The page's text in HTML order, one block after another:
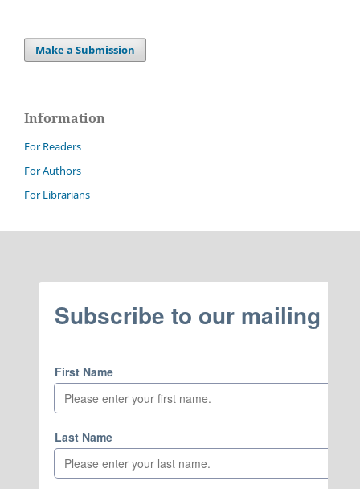
Make a Submission
Information
For Readers
For Authors
For Librarians